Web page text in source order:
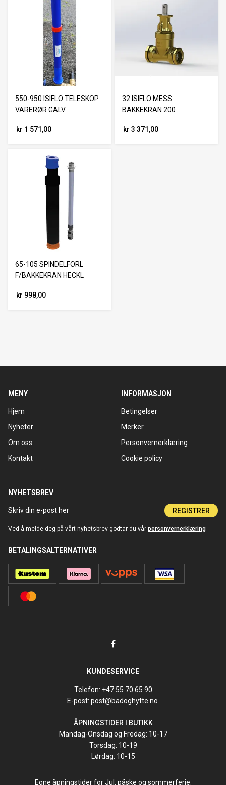
550-950 ISIFLO TELESKOP
VARERØR GALV
kr 1 571,00
32 ISIFLO MESS.
BAKKEKRAN 200
kr 3 371,00
65-105 SPINDELFORL
F/BAKKEKRAN HECKL
kr 998,00
MENY
Hjem
Nyheter
Om oss
Kontakt
INFORMASJON
Betingelser
Merker
Personvernerklæring
Cookie policy
NYHETSBREV
REGISTRER
Ved å melde deg på vårt nyhetsbrev godtar du vår personvernerklæring
BETALINGSALTERNATIVER
KUNDESERVICE
Telefon: +47 55 70 65 90
E-post: post@badoghytte.no
ÅPNINGSTIDER I BUTIKK
Mandag-Onsdag og Fredag: 10-17
Torsdag: 10-19
Lørdag: 10-15
Egne åpningstider for Jul, påske og sommerferie.